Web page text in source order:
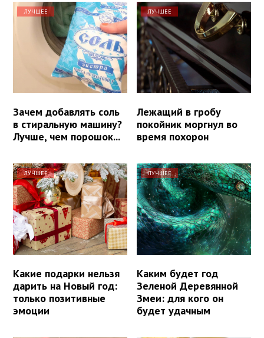
ЛУЧШЕЕ
Зачем добавлять соль
в стиральную машину?
Лучше, чем порошок...
ЛУЧШЕЕ
Лежащий в гробу
покойник моргнул во
время похорон
ЛУЧШЕЕ
Какие подарки нельзя
дарить на Новый год:
только позитивные
эмоции
ЛУЧШЕЕ
Каким будет год
Зеленой Деревянной
Змеи: для кого он
будет удачным